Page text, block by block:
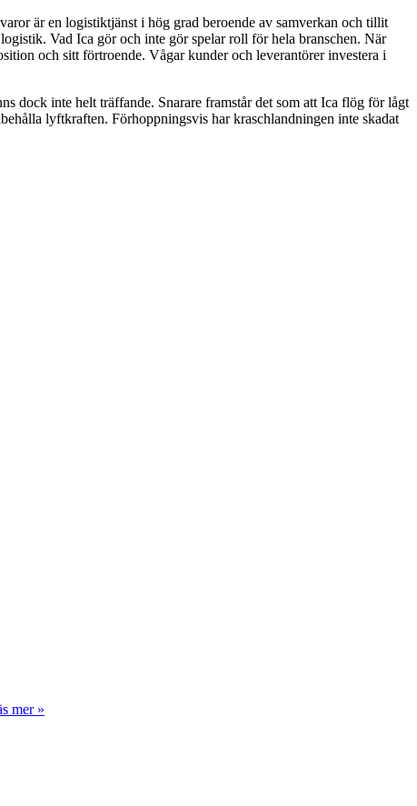
är en logistiktjänst i hög grad beroende av samverkan och tillit
Vad Ica gör och inte gör spelar roll för hela branschen. När
och sitt förtroende. Vågar kunder och leverantörer investera i
dock inte helt träffande. Snarare framstår det som att Ica flög för lågt
lyftkraften. Förhoppningsvis har kraschlandningen inte skadat
mer »